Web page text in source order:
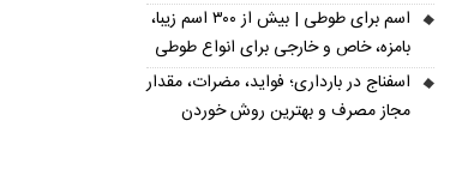
اسم برای طوطی | بیش از ۳۰۰ اسم زیبا،
بامزه، خاص و خارجی برای انواع طوطی
اسفناج در بارداری؛ فواید، مضرات، مقدار
مجاز مصرف و بهترین روش خوردن